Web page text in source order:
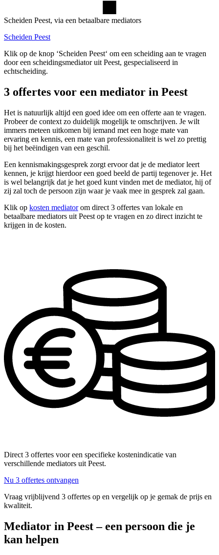
Scheiden Peest, via een betaalbare mediators
Scheiden Peest
Klik op de knop ‘Scheiden Peest‘ om een scheiding aan te vragen
door een scheidingsmediator uit Peest, gespecialiseerd in
echtscheiding.
3 offertes voor een mediator in Peest
Het is natuurlijk altijd een goed idee om een offerte aan te vragen.
Probeer de context zo duidelijk mogelijk te omschrijven. Je wilt
immers meteen uitkomen bij iemand met een hoge mate van
ervaring en kennis, een mate van professionaliteit is wel zo prettig
bij het beëindigen van een geschil.
Een kennismakingsgesprek zorgt ervoor dat je de mediator leert
kennen, je krijgt hierdoor een goed beeld de partij tegenover je. Het
is wel belangrijk dat je het goed kunt vinden met de mediator, hij of
zij zal toch de persoon zijn waar je vaak mee in gesprek zal gaan.
Klik op kosten mediatorom direct 3 offertes van lokale en
betaalbare mediators uit Peest op te vragen en zo direct inzicht te
krijgen in de kosten.
Direct 3 offertes voor een specifieke kostenindicatie van
verschillende mediators uit Peest.
Nu 3 offertes ontvangen
Vraag vrijblijvend 3 offertes op en vergelijk op je gemak de prijs en
kwaliteit.
Mediator in Peest – een persoon die je
kan helpen